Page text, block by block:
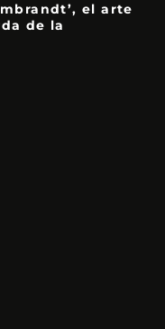
el arte
de la